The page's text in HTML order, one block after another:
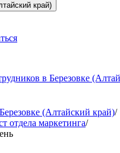
край)
в Березовке
(Алтайский край)/
отдела маркетинга/